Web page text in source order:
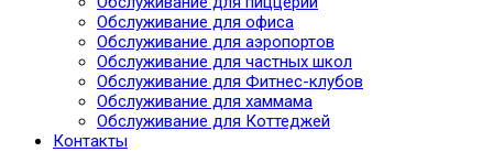
Обслуживание для офиса
Обслуживание для аэропортов
Обслуживание для частных школ
Обслуживание для Фитнес-клубов
Обслуживание для хаммама
Обслуживание для Коттеджей
Контакты